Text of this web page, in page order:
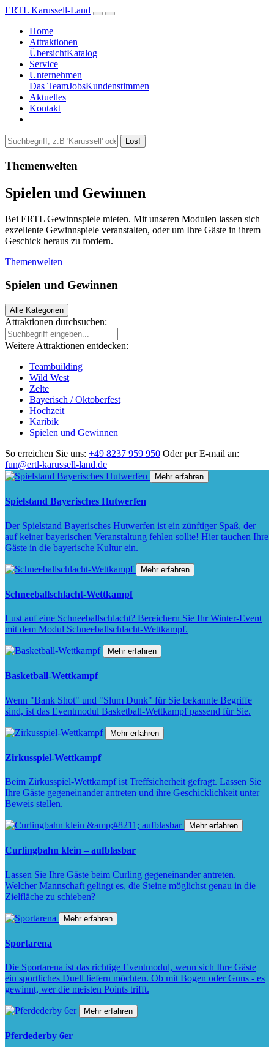
ERTL Karussell-Land
Home
Attraktionen
ÜbersichtKatalog
Service
Unternehmen
Das TeamJobsKundenstimmen
Aktuelles
Kontakt
Los!
Themenwelten
Spielen und Gewinnen
Bei ERTL Gewinnspiele mieten. Mit unseren Modulen lassen sich
exzellente Gewinnspiele veranstalten, oder um Ihre Gäste in ihrem
Geschick heraus zu fordern.
Themenwelten
Spielen und Gewinnen
Alle Kategorien
Attraktionen durchsuchen:
Weitere Attraktionen entdecken:
Teambuilding
Wild West
Zelte
Bayerisch / Oktoberfest
Hochzeit
Karibik
Spielen und Gewinnen
So erreichen Sie uns: +49 8237 959 950 Oder per E-mail an:
fun@ertl-karussell-land.de
Mehr erfahren
Spielstand Bayerisches Hutwerfen
Der Spielstand Bayerisches Hutwerfen ist ein zünftiger Spaß, der
auf keiner bayerischen Veranstaltung fehlen sollte! Hier tauchen Ihre
Gäste in die bayerische Kultur ein.
Mehr erfahren
Schneeballschlacht-Wettkampf
Lust auf eine Schneeballschlacht? Bereichern Sie Ihr Winter-Event
mit dem Modul Schneeballschlacht-Wettkampf.
Mehr erfahren
Basketball-Wettkampf
Wenn "Bank Shot" und "Slum Dunk" für Sie bekannte Begriffe
sind, ist das Eventmodul Basketball-Wettkampf passend für Sie.
Mehr erfahren
Zirkusspiel-Wettkampf
Beim Zirkusspiel-Wettkampf ist Treffsicherheit gefragt. Lassen Sie
Ihre Gäste gegeneinander antreten und ihre Geschicklichkeit unter
Beweis stellen.
Mehr erfahren
Curlingbahn klein – aufblasbar
Lassen Sie Ihre Gäste beim Curling gegeneinander antreten.
Welcher Mannschaft gelingt es, die Steine möglichst genau in die
Zielfläche zu schieben?
Mehr erfahren
Sportarena
Die Sportarena ist das richtige Eventmodul, wenn sich Ihre Gäste
ein sportliches Duell liefern möchten. Ob mit Bogen oder Guns - es
gewinnt, wer die meisten Points trifft.
Mehr erfahren
Pferdederby 6er